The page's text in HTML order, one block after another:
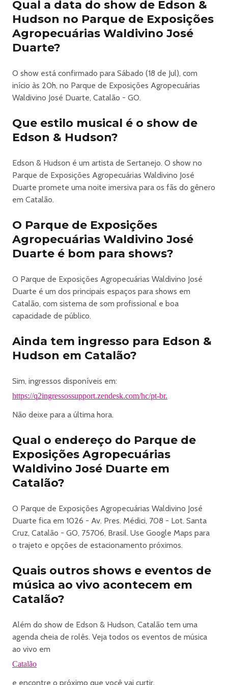
sem burocracia.
Como funciona:
1. Acesse a aba "Meus Ingressos" no site.
2. Selecione o ingresso desejado.
4. O novo titular receberá a solicitação e deverá aceitar os
termos de uso pelo APP Q2 Ingressos para
concluir a transferência.
Importante:
• A transferência pode ser realizada até 12 horas antes
do início do evento.
• O novo titular poderá visualizar todas as informações
• Após a conclusão da transferência, não será possível
solicitar o cancelamento.
Essa novidade veio para facilitar ainda mais sua
experiência, tornando o processo mais ágil e reduzindo a
https://q2ingressos.com.br/termos-de-transferencia
Objetos proibidos
•
Drogas, substâncias ilegais ou armas de qualquer tipo;
• Copos, garrafas ou vasilhames de vidro, metal ou
plástico (mesmo que vazios);
• Objetos cortantes, pontiagudos ou que possam
causar ferimentos;
metal;
• Substâncias tóxicas, fogos de artifício, sprays de
• Capacetes de moto ou similares;
(exceto mediante apresentação de receita médica);
• Roupas ou acessórios com partes pontiagudas ou
que representem risco à segurança do público;
• Máscaras que cubram total ou parcialmente o rosto;
Demais itens proibidos e permitidos serão divulgados nas
redes sociais oficiais do evento.
Informações importantes
evento e não se responsabiliza pelo mesmo em nenhum
nível, assim como não se responsabiliza pelas
informações emitidas pelos organizadores. Possíveis
mudanças de horário ou local são de responsabilidade do
• O organizador e produtor do evento mencionado é
exclusivamente responsável pelo evento e pela
conformidade legal e normativa aplicável, como, por
exemplo, mas não se limitando a: (i) alvará de autorização
Qual a data do show de Edson &
Hudson no Parque de Exposições
Agropecuárias Waldivino José
Duarte?
O show está confirmado para Sábado (18 de Jul), com
início às 20h, no Parque de Exposições Agropecuárias
Waldivino José Duarte, Catalão - GO.
Que estilo musical é o show de
Edson & Hudson?
Edson & Hudson é um artista de Sertanejo. O show no
Parque de Exposições Agropecuárias Waldivino José
Duarte promete uma noite imersiva para os fãs do gênero
em Catalão.
O Parque de Exposições
Agropecuárias Waldivino José
Duarte é bom para shows?
O Parque de Exposições Agropecuárias Waldivino José
Duarte é um dos principais espaços para shows em
Catalão, com sistema de som profissional e boa
capacidade de público.
Ainda tem ingresso para Edson &
Hudson em Catalão?
Sim, ingressos disponíveis em:
https://q2ingressossupport.zendesk.com/hc/pt-br.
Não deixe para a última hora.
Qual o endereço do Parque de
Exposições Agropecuárias
Waldivino José Duarte em
Catalão?
O Parque de Exposições Agropecuárias Waldivino José
Duarte fica em 1026 - Av. Pres. Médici, 708 - Lot. Santa
Cruz, Catalão - GO, 75706, Brasil. Use Google Maps para
o trajeto e opções de estacionamento próximos.
Quais outros shows e eventos de
música ao vivo acontecem em
Catalão?
Além do show de Edson & Hudson, Catalão tem uma
agenda cheia de rolês. Veja todos os eventos de música
ao vivo em
Catalão
e encontre o próximo que você vai curtir.